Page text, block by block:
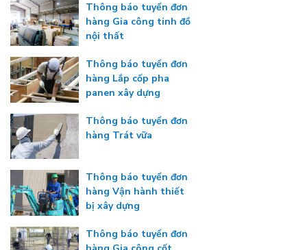
Thông báo tuyển đơn
hàng Gia công tinh đồ
nội thất
Thông báo tuyển đơn
hàng Lắp cốp pha
panen xây dựng
Thông báo tuyển đơn
hàng Trát vữa
Thông báo tuyển đơn
hàng Vận hành thiết
bị xây dựng
Thông báo tuyển đơn